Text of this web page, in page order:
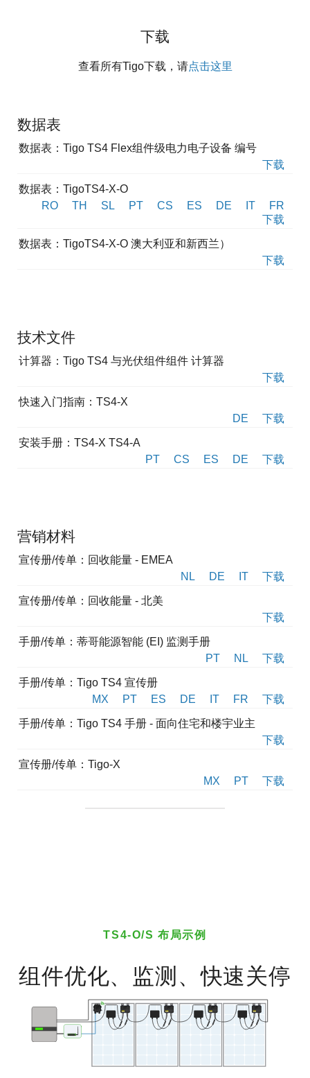
下载
查看所有Tigo下载，请点击这里
数据表
数据表：Tigo TS4 Flex组件级电力电子设备 编号
下载
数据表：TigoTS4-X-O
RO
TH SL PT CS ES DE IT
FR
下载
数据表：TigoTS4-X-O 澳大利亚和新西兰）
下载
技术文件
计算器：Tigo TS4 与光伏组件组件 计算器
下载
快速入门指南：TS4-X
DE
下载
安装手册：TS4-X TS4-A
PT
CS ES DE 下载
营销材料
宣传册/传单：回收能量 - EMEA
NL
DE IT 下载
宣传册/传单：回收能量 - 北美
下载
手册/传单：蒂哥能源智能 (EI) 监测手册
PT
NL 下载
手册/传单：Tigo TS4 宣传册
MX
PT ES DE IT FR 下载
手册/传单：Tigo TS4 手册 - 面向住宅和楼宇业主
下载
宣传册/传单：Tigo-X
MX
PT 下载
TS4-O/S 布局示例
组件优化、监测、快速关停